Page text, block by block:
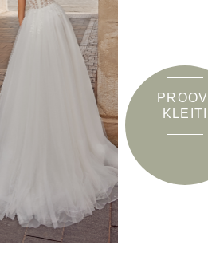
PROOVI
KLEITI